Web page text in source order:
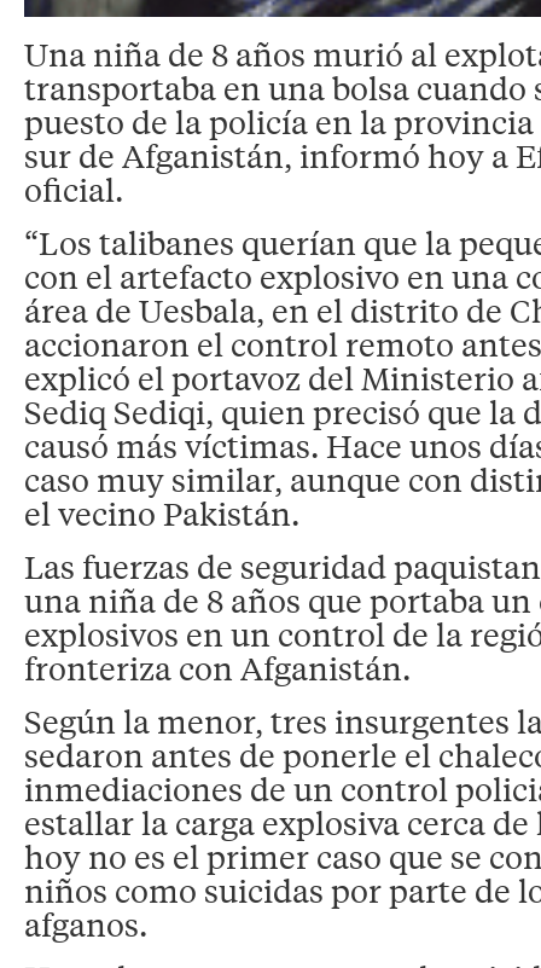
Una niña de 8 años murió al
transportaba en una bolsa cuando
puesto de la policía en la
sur de Afganistán, informó hoy a
oficial.
“Los talibanes querían que la
con el artefacto explosivo en una
área de Uesbala, en el distrito de
accionaron el control remoto
explicó el portavoz del Ministerio
Sediq Sediqi, quien precisó que la
causó más víctimas. Hace unos
caso muy similar, aunque con
el vecino Pakistán.
Las fuerzas de seguridad
una niña de 8 años que portaba
explosivos en un control de la
fronteriza con Afganistán.
Según la menor, tres insurgentes
sedaron antes de ponerle el
inmediaciones de un control
estallar la carga explosiva cerca de
hoy no es el primer caso que se
niños como suicidas por parte de
afganos.